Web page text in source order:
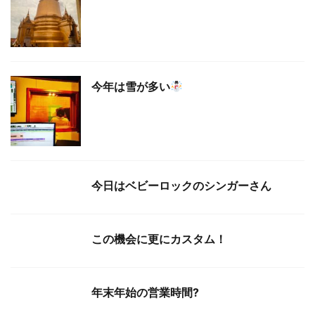
今年は雪が多い
今日はベビーロックのシンガーさん
この機会に更にカスタム！
年末年始の営業時間?